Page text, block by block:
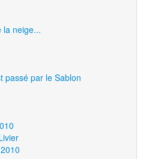
la neige...
passé par le Sablon